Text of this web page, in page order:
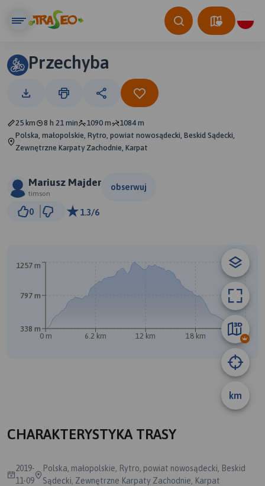
Przechyba
25 km 8 h 21 min 1090 m
1084 m
Polska, małopolskie, Rytro, powiat nowosądecki, Beskid Sądecki,
Zewnętrzne Karpaty Zachodnie, Karpat
Mariusz Majder
timson
obserwuj
0 1.3/6
B
A
km
0 m 6.2 km 12 km 18 km 25 km
338 m
797 m
1257 m
CHARAKTERYSTYKA TRASY
2019-
11-09
Polska, małopolskie, Rytro, powiat nowosądecki, Beskid
Sądecki, Zewnętrzne Karpaty Zachodnie, Karpat